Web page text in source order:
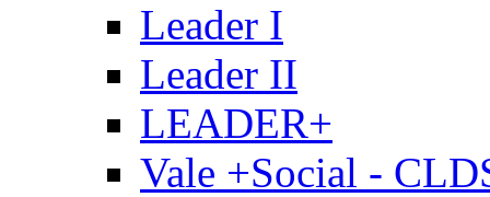
Leader I
Leader II
LEADER+
Vale +Social -